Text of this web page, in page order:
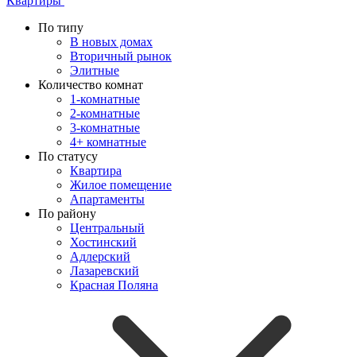
По типу
В новых домах
Вторичный рынок
Элитные
Количество комнат
1-комнатные
2-комнатные
3-комнатные
4+ комнатные
По статусу
Квартира
Жилое помещение
Апартаменты
По району
Центральный
Хостинский
Адлерский
Лазаревский
Красная Поляна